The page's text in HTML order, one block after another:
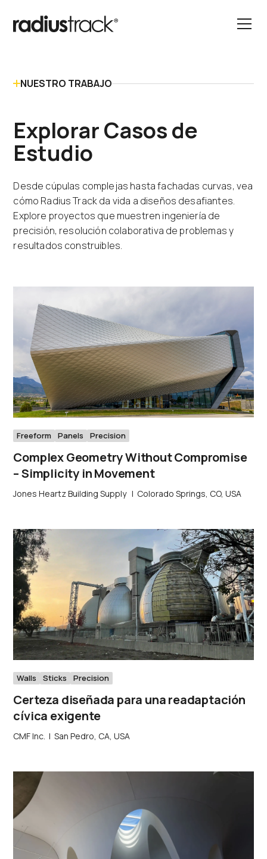
NUESTRO TRABAJO
Explorar Casos de
Estudio
Desde cúpulas complejas hasta fachadas curvas, vea
cómo Radius Track da vida a diseños desafiantes.
Explore proyectos que muestren ingeniería de
precisión, resolución colaborativa de problemas y
resultados construibles.
Freeform Panels Precision
Complex Geometry Without Compromise
– Simplicity in Movement
Jones Heartz Building Supply | Colorado Springs, CO, USA
Walls Sticks Precision
Certeza diseñada para una readaptación
cívica exigente
CMF Inc. |San Pedro, CA, USA